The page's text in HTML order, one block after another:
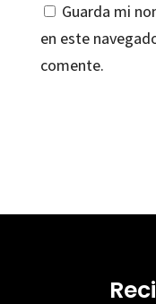
Guarda mi
en este
comente.